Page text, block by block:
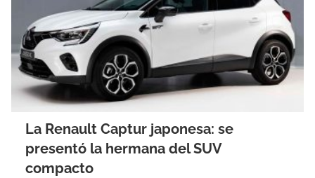
La Renault Captur japonesa: se
presentó la hermana del SUV
compacto